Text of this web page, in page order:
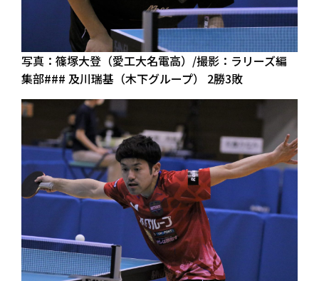
写真：篠塚大登（愛工大名電高）/撮影：ラリーズ編
集部### 及川瑞基（木下グループ） 2勝3敗